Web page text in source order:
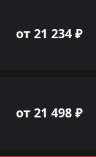
от 21 234 ₽
от 21 498 ₽